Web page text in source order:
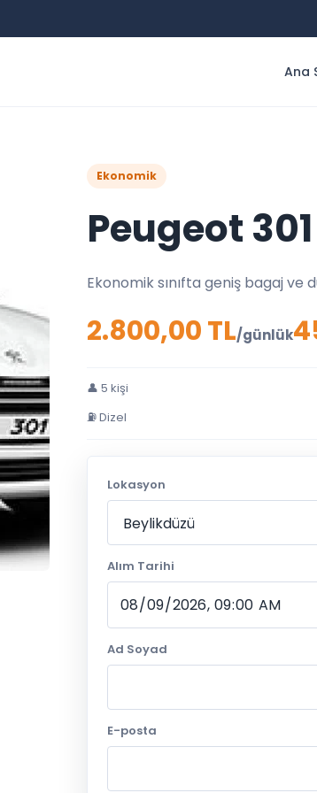
Ana
Ekonomik
Peugeot 301
Ekonomik sınıfta geniş bagaj ve
2.800,00 TL/günlük
👤 5 kişi
⛽ Dizel
Lokasyon
Alım Tarihi
Ad Soyad
E-posta